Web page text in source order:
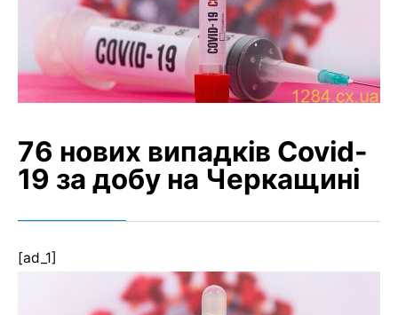
76 нових випадків Covid-
19 за добу на Черкащині
[ad_1]